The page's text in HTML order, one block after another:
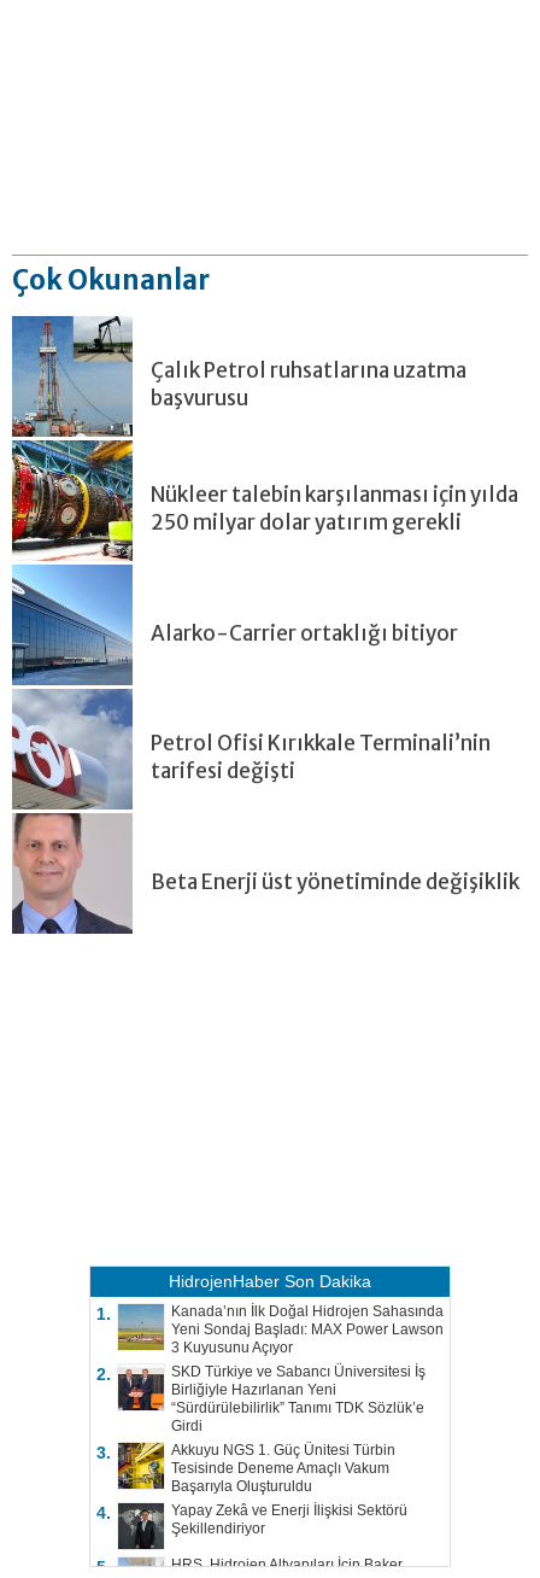
Çok Okunanlar
Çalık Petrol ruhsatlarına uzatma
başvurusu
Nükleer talebin karşılanması için yılda
250 milyar dolar yatırım gerekli
Alarko-Carrier ortaklığı bitiyor
Petrol Ofisi Kırıkkale Terminali’nin
tarifesi değişti
Beta Enerji üst yönetiminde değişiklik
HidrojenHaber Son Dakika
1.
Kanada’nın İlk Doğal Hidrojen Sahasında
Yeni Sondaj Başladı: MAX Power Lawson
3 Kuyusunu Açıyor
2.
SKD Türkiye ve Sabancı Üniversitesi İş
Birliğiyle Hazırlanan Yeni
“Sürdürülebilirlik” Tanımı TDK Sözlük’e
Girdi
3.
Akkuyu NGS 1. Güç Ünitesi Türbin
Tesisinde Deneme Amaçlı Vakum
Başarıyla Oluşturuldu
4.
Yapay Zekâ ve Enerji İlişkisi Sektörü
Şekillendiriyor
5.
HRS, Hidrojen Altyapıları İçin Baker